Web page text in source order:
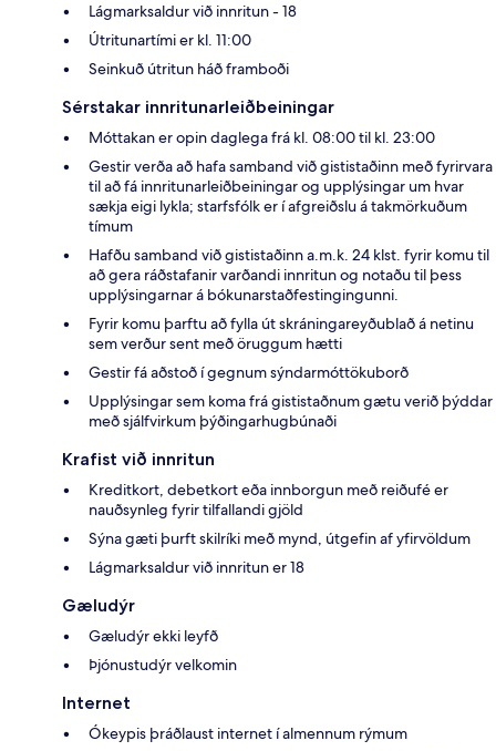
Lágmarksaldur við innritun - 18
Útritunartími er kl. 11:00
Seinkuð útritun háð framboði
Sérstakar innritunarleiðbeiningar
Móttakan er opin daglega frá kl. 08:00 til kl. 23:00
Gestir verða að hafa samband við gististaðinn með fyrirvara
til að fá innritunarleiðbeiningar og upplýsingar um hvar
sækja eigi lykla; starfsfólk er í afgreiðslu á takmörkuðum
tímum
Hafðu samband við gististaðinn a.m.k. 24 klst. fyrir komu til
að gera ráðstafanir varðandi innritun og notaðu til þess
upplýsingarnar á bókunarstaðfestingingunni.
Fyrir komu þarftu að fylla út skráningareyðublað á netinu
sem verður sent með öruggum hætti
Gestir fá aðstoð í gegnum sýndarmóttökuborð
Upplýsingar sem koma frá gististaðnum gætu verið þýddar
með sjálfvirkum þýðingarhugbúnaði
Krafist við innritun
Kreditkort, debetkort eða innborgun með reiðufé er
nauðsynleg fyrir tilfallandi gjöld
Sýna gæti þurft skilríki með mynd, útgefin af yfirvöldum
Lágmarksaldur við innritun er 18
Gæludýr
Gæludýr ekki leyfð
Þjónustudýr velkomin
Internet
Ókeypis þráðlaust internet í almennum rýmum